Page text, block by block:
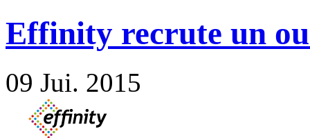
Effinity recrute un
09 Jui. 2015